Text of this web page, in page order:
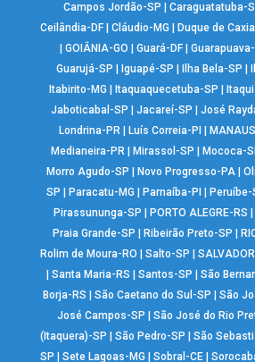
Campos Jordão-SP
Caraguatatuba-
Ceilândia-DF| Cláudio-MG Duque de
GOIÂNIA-GO Guará-DF|
Guarujá-SP
Iguapé-SP Ilha Bela-SP
Itabirito-MG
Itaquaquecetuba-SP
Jaboticabal-SP
Jacareí-SP José
Londrina-PR| Luís Correia-PI
Medianeira-PR
Mirassol-SP Mococa-
Morro Agudo-SP
Novo Progresso-PA |
SP
Paracatu-MG Parnaíba-PI Peruíbe-
Pirassununga-SP
PORTO ALEGRE-RS
Praia Grande-SP
Ribeirão Preto-SP
Rolim de Moura-RO
Salto-SP
|Santa Maria-RS |Santos-SP |São
Borja-RS
|São Caetano do Sul-SP |São
José Campos-SP
|São José do Rio
(Itaquera)-SP
|São Pedro-SP |São
SP
|Sete Lagoas-MG |Sobral-CE |